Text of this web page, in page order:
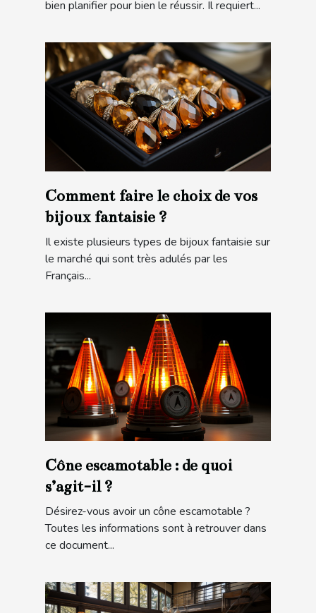
bien planifier pour bien le réussir. Il requiert...
Comment faire le choix de vos
bijoux fantaisie ?
Il existe plusieurs types de bijoux fantaisie sur
le marché qui sont très adulés par les
Français...
Cône escamotable : de quoi
s’agit-il ?
Désirez-vous avoir un cône escamotable ?
Toutes les informations sont à retrouver dans
ce document...